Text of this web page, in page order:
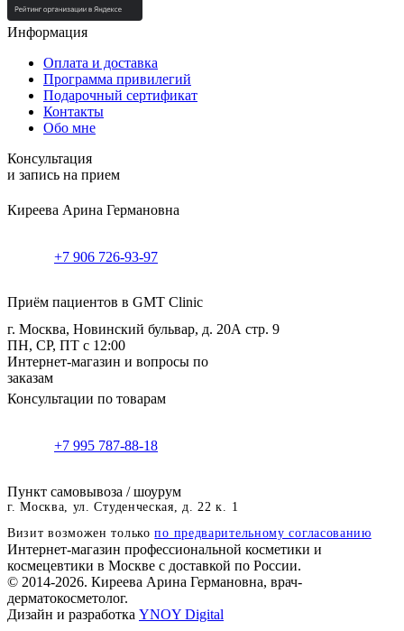
Информация
Оплата и доставка
Программа привилегий
Подарочный сертификат
Контакты
Обо мне
Консультация
и запись на прием
Киреева Арина Германовна
+7 906 726-93-97
Приём пациентов в GMT Clinic
г. Москва, Новинский бульвар, д. 20А стр. 9
ПН, СР, ПТ с 12:00
Интернет-магазин и вопросы по
заказам
Консультации по товарам
+7 995 787-88-18
Пункт самовывоза / шоурум
г. Москва, ул. Студенческая, д. 22 к. 1
Визит возможен толькопо предварительному согласованию
Интернет-магазин профессиональной косметики и
космецевтики в Москве с доставкой по России.
© 2014-2026. Киреева Арина Германовна, врач-
дерматокосметолог.
Дизайн и разработка YNOY Digital